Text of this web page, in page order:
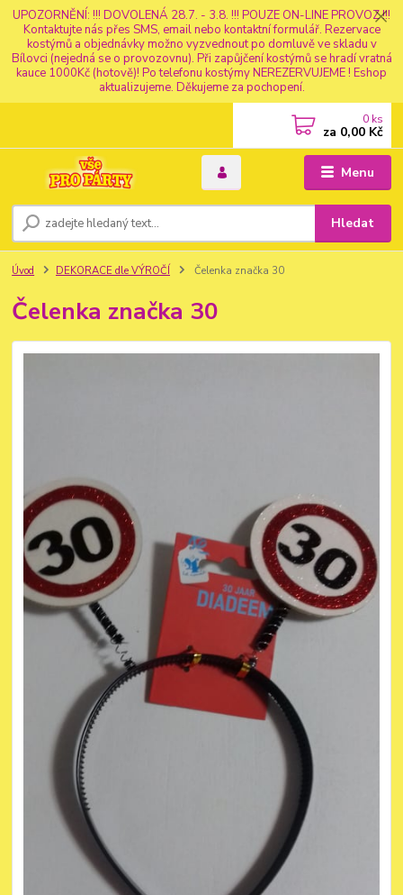
UPOZORNĚNÍ: !!! DOVOLENÁ 28.7. - 3.8. !!! POUZE ON-LINE PROVOZ !!!
Kontaktujte nás přes SMS, email nebo kontaktní formulář. Rezervace
kostýmů a objednávky možno vyzvednout po domluvě ve skladu v
Bílovci (nejedná se o provozovnu). Při zapůjčení kostýmů se hradí vratná
kauce 1000Kč (hotově)! Po telefonu kostýmy NEREZERVUJEME ! Eshop
aktualizujeme. Děkujeme za pochopení.
Menu
Hledat
0 ks
za 0,00 Kč
Úvod DEKORACE dle VÝROČÍ Čelenka značka 30
Čelenka značka 30